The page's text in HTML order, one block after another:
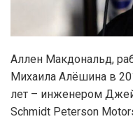
Аллен Макдональд,
Михаила Алёшина в
лет – инженером
Schmidt Peterson